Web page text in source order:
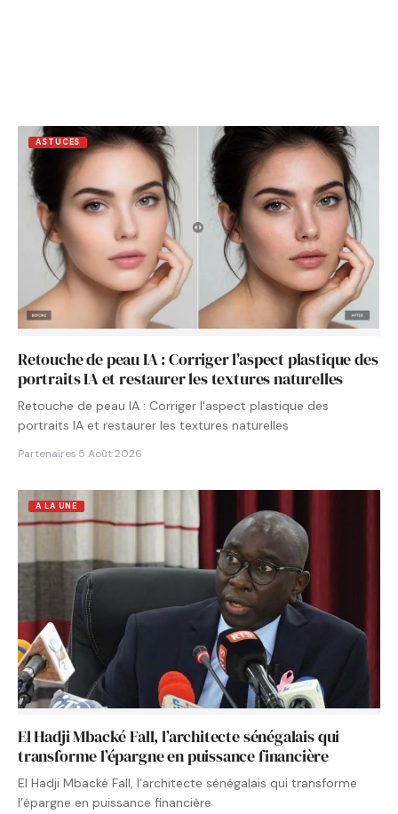
ASTUCES
Retouche de peau IA : Corriger l’aspect plastique des
portraits IA et restaurer les textures naturelles
Retouche de peau IA : Corriger l'aspect plastique des
portraits IA et restaurer les textures naturelles
Partenaires·5 Août 2026
A LA UNE
El Hadji Mbacké Fall, l’architecte sénégalais qui
transforme l’épargne en puissance financière
El Hadji Mbacké Fall, l’architecte sénégalais qui transforme
l’épargne en puissance financière